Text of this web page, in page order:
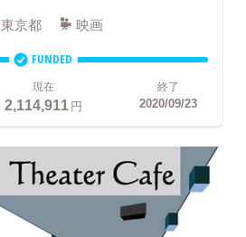
東京都 映画
FUNDED
現在
2,114,911円
終了
2020/09/23